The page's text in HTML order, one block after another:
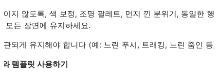
이지 않도록, 색 보정, 조명 팔레트, 먼지 낀 분위기, 동일한 행
모든 장면에 유지하세요.
되게 유지해야 합니다 (예: 느린 푸시, 트래킹, 느린 줌인 등).
템플릿 사용하기